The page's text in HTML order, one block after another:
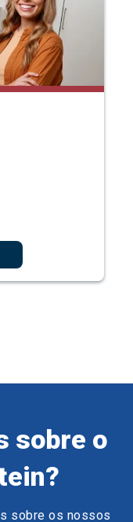
sobre o
sobre os nossos